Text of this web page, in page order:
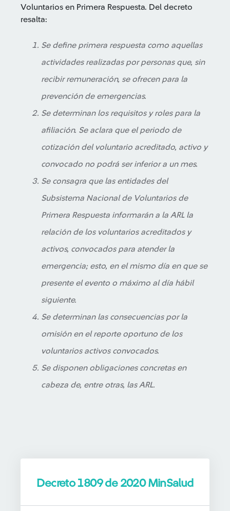
Voluntarios en Primera Respuesta. Del decreto
resalta:
Se define primera respuesta como aquellas
actividades realizadas por personas que, sin
recibir remuneración, se ofrecen para la
prevención de emergencias.
Se determinan los requisitos y roles para la
afiliación. Se aclara que el periodo de
cotización del voluntario acreditado, activo y
convocado no podrá ser inferior a un mes.
Se consagra que las entidades del
Subsistema Nacional de Voluntarios de
Primera Respuesta informarán a la ARL la
relación de los voluntarios acreditados y
activos, convocados para atender la
emergencia; esto, en el mismo día en que se
presente el evento o máximo al día hábil
siguiente.
Se determinan las consecuencias por la
omisión en el reporte oportuno de los
voluntarios activos convocados.
Se disponen obligaciones concretas en
cabeza de, entre otras, las ARL.
Decreto 1809 de 2020 MinSalud